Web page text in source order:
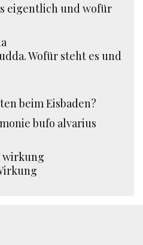
eigentlich und wofür
Wofür steht es und
beim Eisbaden?